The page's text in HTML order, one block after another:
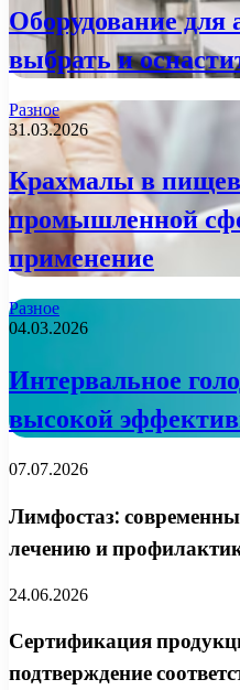
Оборудование для
выбрать и
Разное
31.03.2026
Крахмалы в
промышленной
применение
Разное
04.03.2026
Интервальное
высокой
07.07.2026
Лимфостаз:
лечению и
24.06.2026
Сертификация
подтверждение